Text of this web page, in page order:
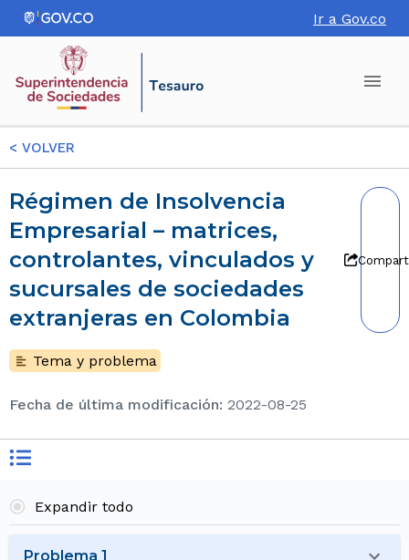
Ir a Gov.co
< VOLVER
Régimen de Insolvencia
Empresarial – matrices,
controlantes, vinculados y
sucursales de sociedades
extranjeras en Colombia
Tema y problema
Fecha de última modificación: 2022-08-25
Expandir todo
Problema 1